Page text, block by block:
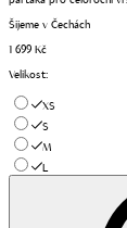
Šijeme v Čechách
1 699 Kč
Velikost:
XS
S
M
L